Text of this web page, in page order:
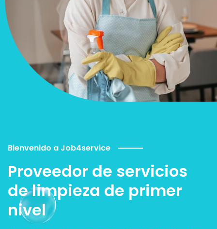
Bienvenido a Job4service
Proveedor de servicios
de limpieza de primer
nivel